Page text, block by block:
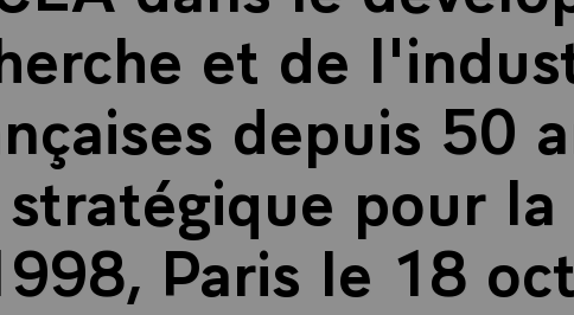
et de
depuis 50
pour
Paris le 18